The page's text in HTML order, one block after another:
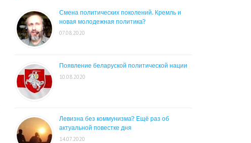
Смена политических поколений. Кремль и
новая молодежная политика?
07.08.2020
Появление беларуской политической нации
10.08.2020
Левизна без коммунизма? Ещё раз об
актуальной повестке дня
14.07.2020